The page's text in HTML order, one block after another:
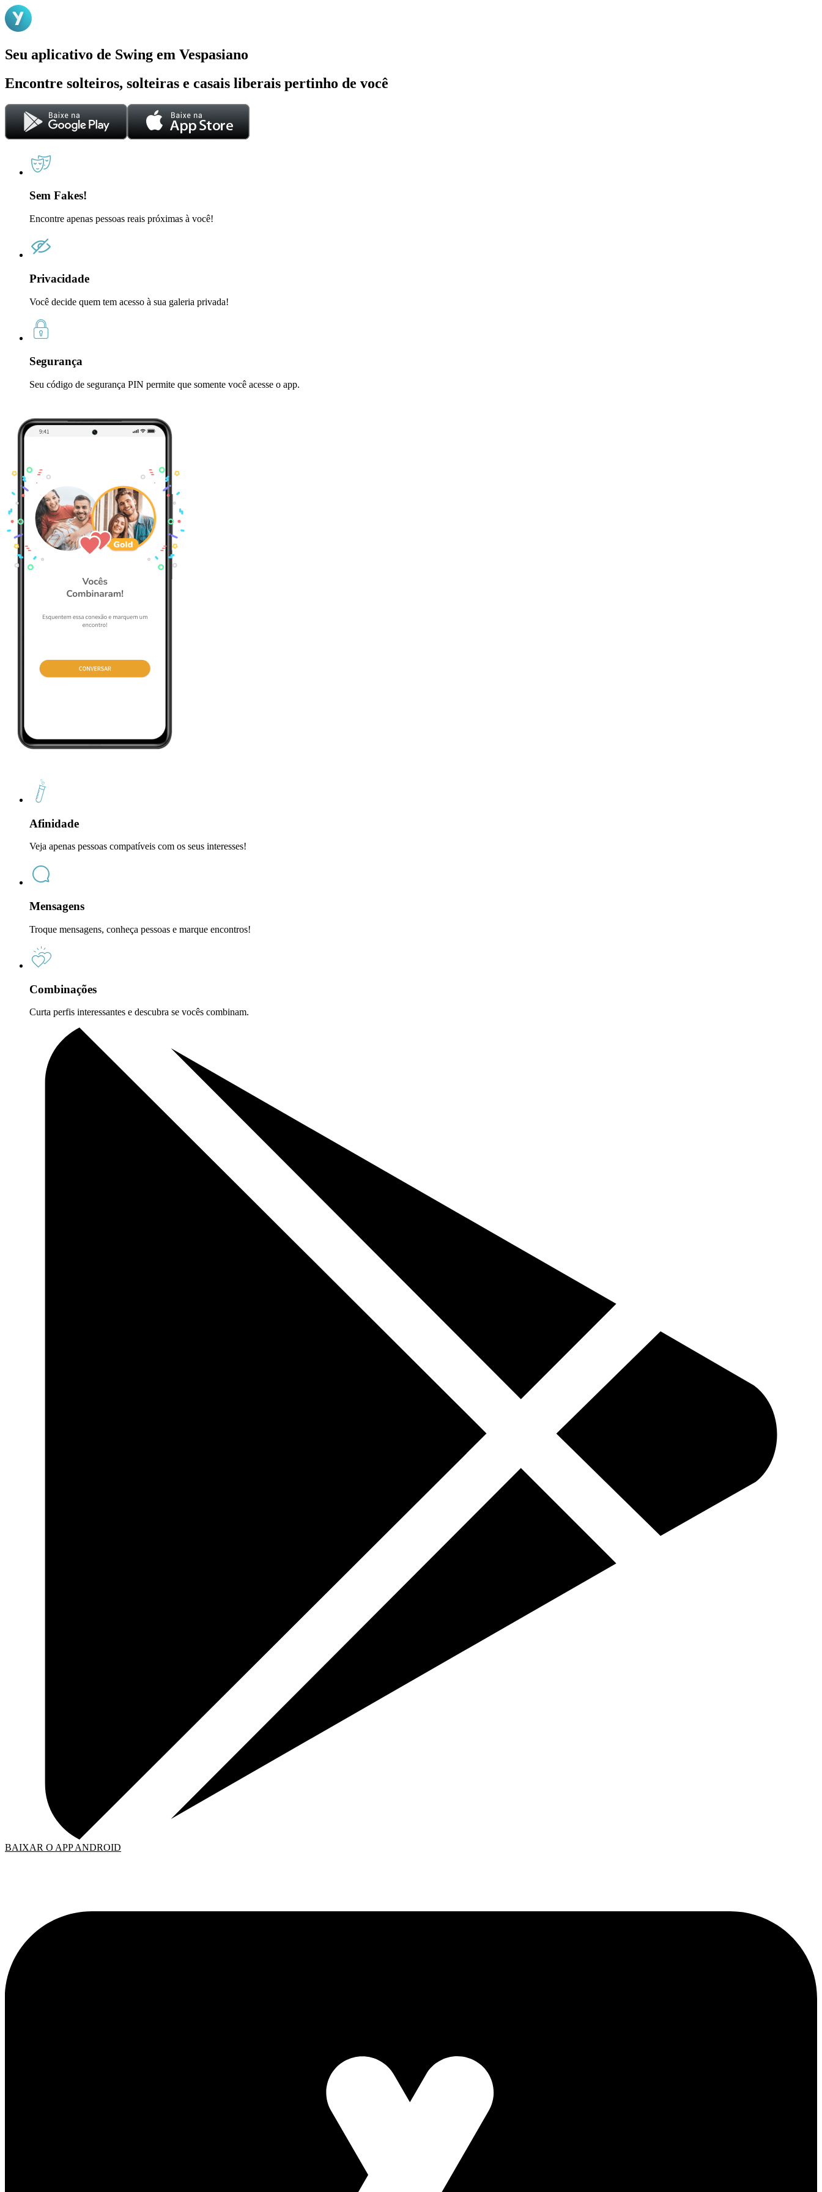
Seu aplicativo de Swing em Vespasiano
Encontre solteiros, solteiras e casais liberais pertinho de você
Sem Fakes!
Encontre apenas pessoas reais próximas à você!
Privacidade
Você decide quem tem acesso à sua galeria privada!
Segurança
Seu código de segurança PIN permite que somente você acesse o app.
Afinidade
Veja apenas pessoas compatíveis com os seus interesses!
Mensagens
Troque mensagens, conheça pessoas e marque encontros!
Combinações
Curta perfis interessantes e descubra se vocês combinam.
BAIXAR O APP ANDROID